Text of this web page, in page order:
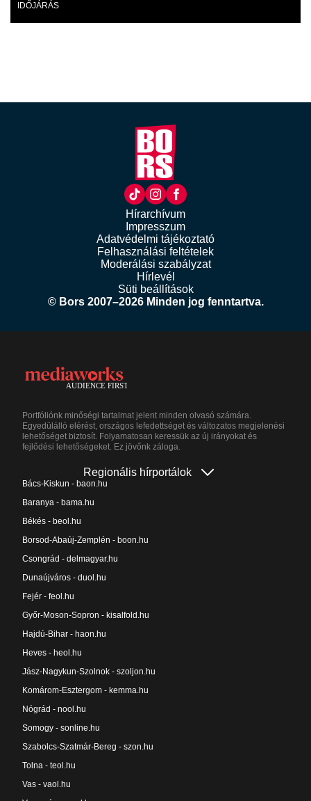
IDŐJÁRÁS
Hírarchívum
Impresszum
Adatvédelmi tájékoztató
Felhasználási feltételek
Moderálási szabályzat
Hírlevél
Süti beállítások
© Bors 2007–2026 Minden jog fenntartva.
Portfóliónk minőségi tartalmat jelent minden olvasó számára.
Egyedülálló elérést, országos lefedettséget és változatos megjelenési
lehetőséget biztosít. Folyamatosan keressük az új irányokat és
fejlődési lehetőségeket. Ez jövőnk záloga.
Regionális hírportálok
Bács-Kiskun - baon.hu
Baranya - bama.hu
Békés - beol.hu
Borsod-Abaúj-Zemplén - boon.hu
Csongrád - delmagyar.hu
Dunaújváros - duol.hu
Fejér - feol.hu
Győr-Moson-Sopron - kisalfold.hu
Hajdú-Bihar - haon.hu
Heves - heol.hu
Jász-Nagykun-Szolnok - szoljon.hu
Komárom-Esztergom - kemma.hu
Nógrád - nool.hu
Somogy - sonline.hu
Szabolcs-Szatmár-Bereg - szon.hu
Tolna - teol.hu
Vas - vaol.hu